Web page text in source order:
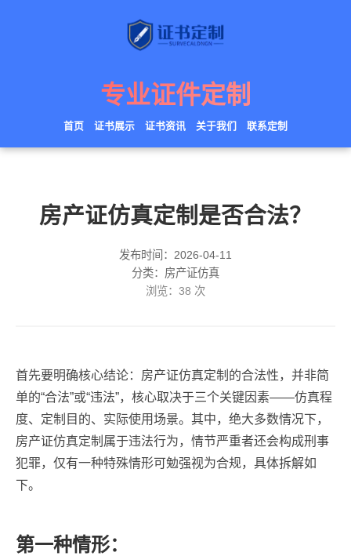
专业证件定制
首页 证书展示 证书资讯 关于我们 联系定制
房产证仿真定制是否合法？
发布时间：2026-04-11
分类：房产证仿真
浏览： 38 次
首先要明确核心结论：房产证仿真定制的合法性，并非简
单的“合法”或“违法”，核心取决于三个关键因素——仿真程
度、定制目的、实际使用场景。其中，绝大多数情况下，
房产证仿真定制属于违法行为，情节严重者还会构成刑事
犯罪，仅有一种特殊情形可勉强视为合规，具体拆解如
下。
第一种情形：